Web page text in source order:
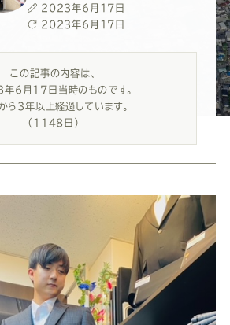
ス
ー
ツ
SADA
の
式
ス
ー
ツ
SADA
の
公
式
ス
ー
ツ
SADA
の
公
式
投
稿
2023年6月17日
最
新
日
2023年6月17日
この記事の内容は、
6月17日当時のものです。
ら3年以上経過しています。
（1148日）